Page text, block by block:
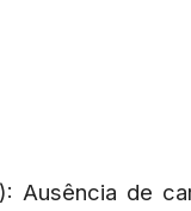
Ausência de